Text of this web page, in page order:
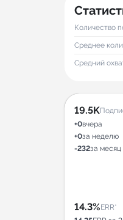
Количество
Среднее
Средний
19.5K
+0вчера
+0за неделю
-232за месяц
14.3%ERR*